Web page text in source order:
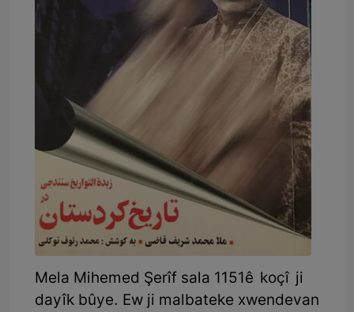
Mela Mihemed Şerîf sala 1151ê koçî ji
dayîk bûye. Ew ji malbateke xwendevan